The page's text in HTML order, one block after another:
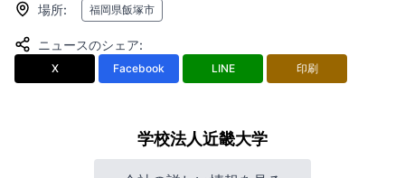
場所: 福岡県飯塚市
ニュースのシェア:
X Facebook LINE 印刷
学校法人近畿大学